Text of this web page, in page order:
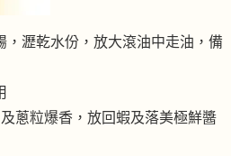
，瀝乾水份，放大滾油中走油，備
蔥粒爆香，放回蝦及落美極鮮醬